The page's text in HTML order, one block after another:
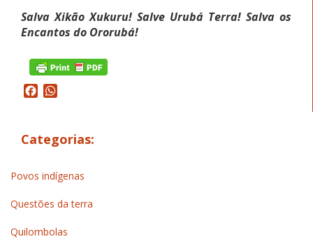
Salva Xikão Xukuru! Salve Urubá Terra! Salva os
Encantos do Ororubá!
Facebook
Categorias:
Povos indígenas
Questões da terra
Quilombolas